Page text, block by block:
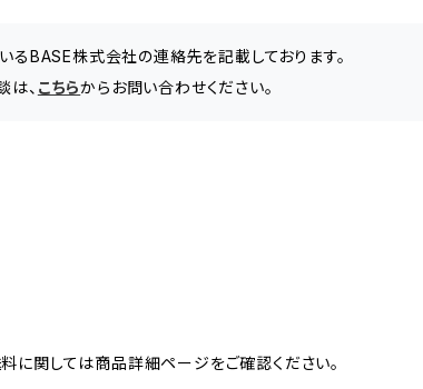
るBASE株式会社の連絡先を記載しております。
、 こちらからお問い合わせください。
に関しては商品詳細ページをご確認ください。